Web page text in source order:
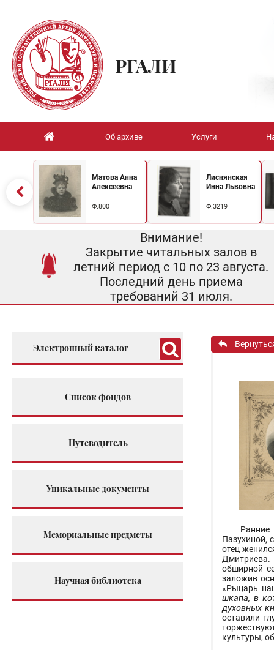
РГАЛИ
Об архиве Услуги
Матова Анна
Алексеевна
Ф.800
Лиснянская
Инна Львовна
Ф.3219
Внимание!
Закрытие читальных залов в
летний период с 10 по 23 августа.
Последний день приема
требований 31 июля.
Электронный каталог
Список фондов
Путеводитель
Уникальные документы
Мемориальные предметы
Научная библиотека
Пазухиной,
отец
обширной
заложив
«Рыцарь
шкапа, в
духовных
оставили
культуры,